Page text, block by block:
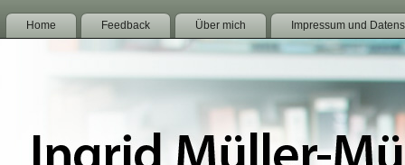
Home Feedback Über mich Impressum und